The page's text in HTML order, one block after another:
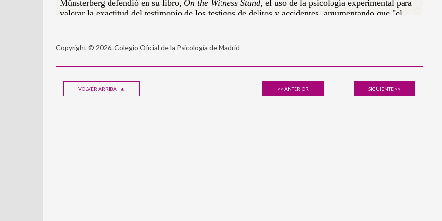
Copyright © 2026. Colegio Oficial de la Psicología de Madrid
VOLVER ARRIBA << ANTERIOR SIGUIENTE >>